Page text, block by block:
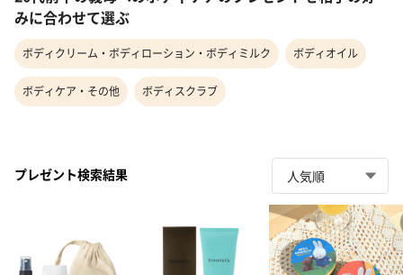
みに合わせて選ぶ
ボディクリーム・ボディローション・ボディミルク ボディオイル
ボディケア・その他 ボディスクラブ
プレゼント検索結果